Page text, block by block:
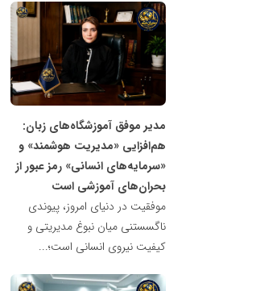
مدیر موفق آموزشگاه‌های زبان:
هم‌افزایی «مدیریت هوشمند» و
«سرمایه‌های انسانی» رمز عبور از
بحران‌های آموزشی است
موفقیت در دنیای امروز، پیوندی
ناگسستنی میان نبوغ مدیریتی و
کیفیت نیروی انسانی است؛...
شبکه
خبری
مدیران
نابغه